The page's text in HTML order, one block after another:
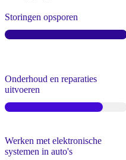
Storingen opsporen
Onderhoud en reparaties
uitvoeren
Werken met elektronische
systemen in auto's